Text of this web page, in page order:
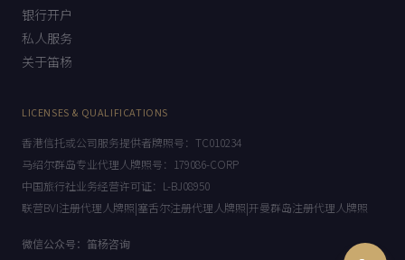
香港秘书业务
银行开户
私人服务
香港信托或公司服务提供者牌照号：TC010234
马绍尔群岛专业代理人牌照号：179086-CORP
中国旅行社业务经营许可证：L-BJ08950